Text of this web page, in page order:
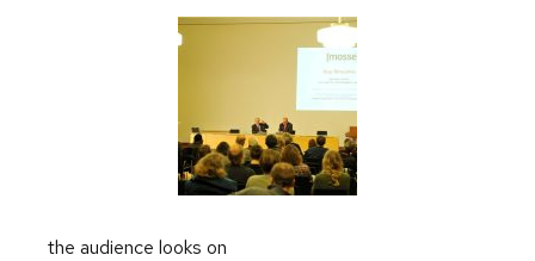
the audience looks on